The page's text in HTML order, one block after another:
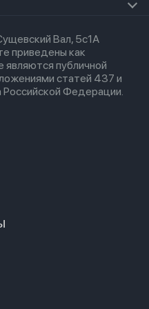
Вал, 5с1А
приведены как
являются публичной
статей 437 и
Федерации.